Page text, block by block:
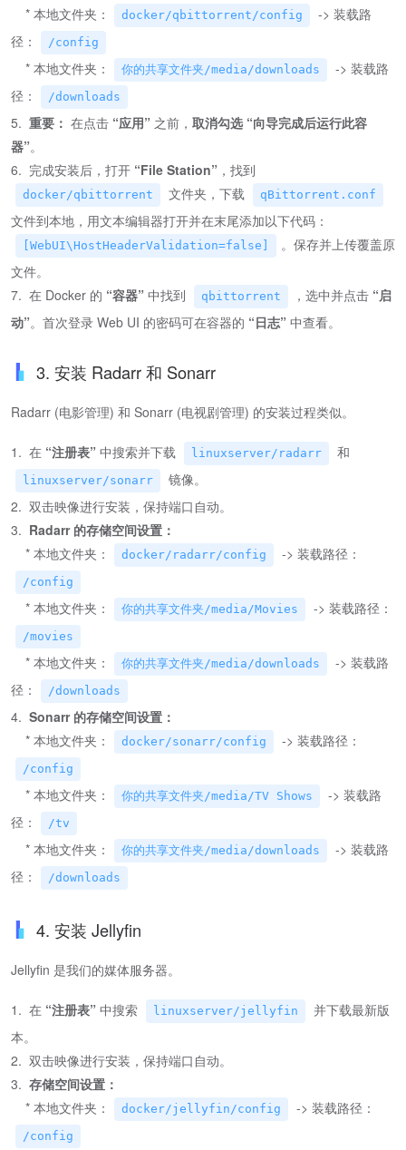
* 本地文件夹： docker/qbittorrent/config
-> 装载路
径：
/config
* 本地文件夹： 你的共享文件夹/media/downloads
-> 装载路
径：
/downloads
5. 重要： 在点击 “应用” 之前， 取消勾选 “向导完成后运行此容
器”。
6. 完成安装后，打开 “File Station” ，找到
docker/qbittorrent 文件夹，下载 qBittorrent.conf
文件到本地，用文本编辑器打开并在末尾添加以下代码：
[WebUI\HostHeaderValidation=false]
。保存并上传覆盖原
文件。
7. 在 Docker 的 “容器” 中找到 qbittorrent ，选中并点击 “启
动”。首次登录 Web UI 的密码可在容器的 “日志” 中查看。
3. 安装 Radarr 和 Sonarr
Radarr (电影管理) 和 Sonarr (电视剧管理) 的安装过程类似。
1. 在 “注册表” 中搜索并下载 linuxserver/radarr 和
linuxserver/sonarr
镜像。
2. 双击映像进行安装，保持端口自动。
3. Radarr 的存储空间设置：
* 本地文件夹：
docker/radarr/config -> 装载路径：
/config
* 本地文件夹： 你的共享文件夹/media/Movies -> 装载路径：
/movies
* 本地文件夹： 你的共享文件夹/media/downloads
-> 装载路
径：
/downloads
4. Sonarr 的存储空间设置：
* 本地文件夹：
docker/sonarr/config -> 装载路径：
/config
* 本地文件夹： 你的共享文件夹/media/TV Shows
-> 装载路
径：
/tv
* 本地文件夹： 你的共享文件夹/media/downloads
-> 装载路
径：
/downloads
4. 安装 Jellyfin
Jellyfin 是我们的媒体服务器。
1. 在 “注册表” 中搜索 linuxserver/jellyfin
并下载最新版
本。
2. 双击映像进行安装，保持端口自动。
3. 存储空间设置：
* 本地文件夹：
docker/jellyfin/config -> 装载路径：
/config